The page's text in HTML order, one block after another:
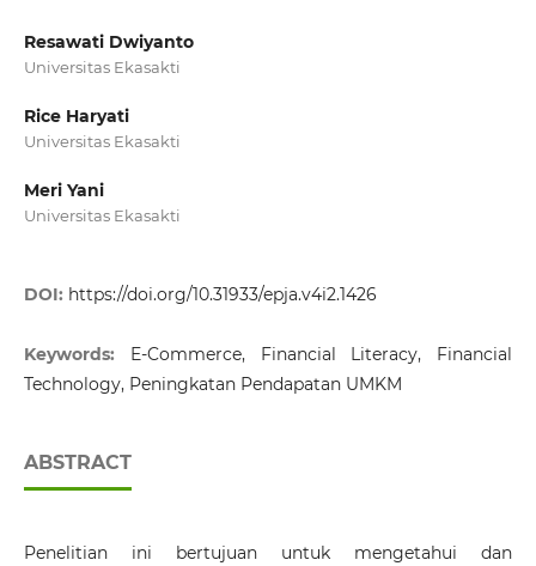
Resawati Dwiyanto
Universitas Ekasakti
Rice Haryati
Universitas Ekasakti
Meri Yani
Universitas Ekasakti
DOI: https://doi.org/10.31933/epja.v4i2.1426
Keywords: E-Commerce, Financial Literacy, Financial
Technology, Peningkatan Pendapatan UMKM
ABSTRACT
Penelitian ini bertujuan untuk mengetahui dan